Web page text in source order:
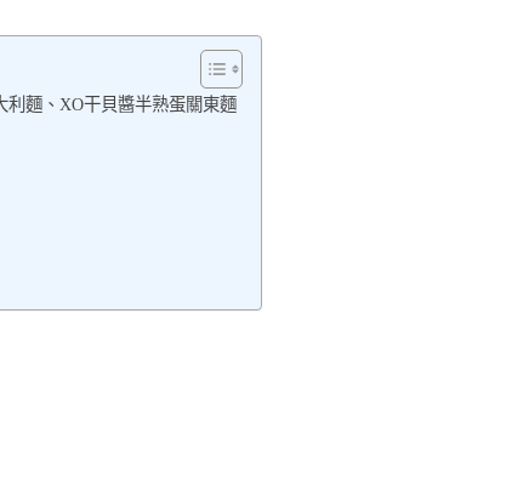
利麵、XO干貝醬半熟蛋關東麵